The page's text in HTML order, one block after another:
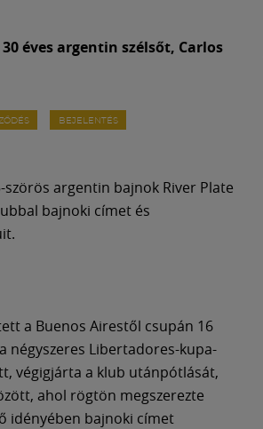
éves argentin szélsőt, Carlos
BEJELENTÉS
argentin bajnok River Plate
bajnoki címet és
a Buenos Airestől csupán 16
négyszeres Libertadores-kupa-
végigjárta a klub utánpótlását,
ahol rögtön megszerezte
idényében bajnoki címet